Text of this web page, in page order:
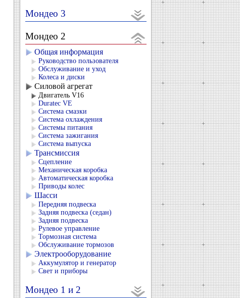
Мондео 3
Мондео 2
Общая информация
Руководство пользователя
Обслуживание и уход
Колеса и диски
Силовой агрегат
Двигатель V16
Duratec VЕ
Система смазки
Система охлаждения
Системы питания
Система зажигания
Система выпуска
Трансмиссия
Сцепление
Механическая коробка
Автоматическая коробка
Приводы колес
Шасси
Передняя подвеска
Задняя подвеска (седан)
Задняя подвеска
Рулевое управление
Тормозная система
Обслуживание тормозов
Электрооборудование
Аккумулятор и генератор
Свет и приборы
Мондео 1 и 2